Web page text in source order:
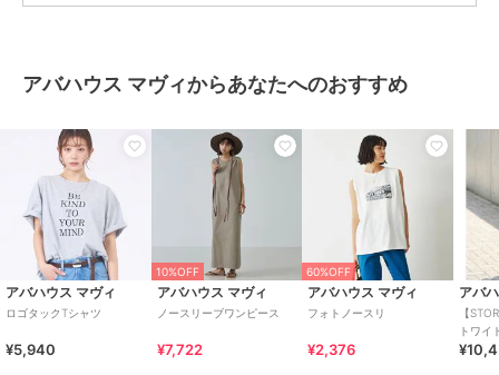
素材
コットン100%
アバハウス マヴィからあなたへのおすすめ
アバハウス マヴィ
ロゴタックTシャツ
¥5,940
10%OFF
アバハウス マヴィ
ノースリーブワンピース
¥7,722
60%OFF
アバハウス マヴィ
フォトノースリ
¥2,376
アバ
【
トワイ